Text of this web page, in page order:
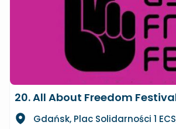
20. All About Freedom
Gdańsk, Plac Solidarności 1